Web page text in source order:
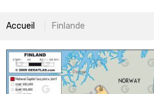
Accueil Finlande